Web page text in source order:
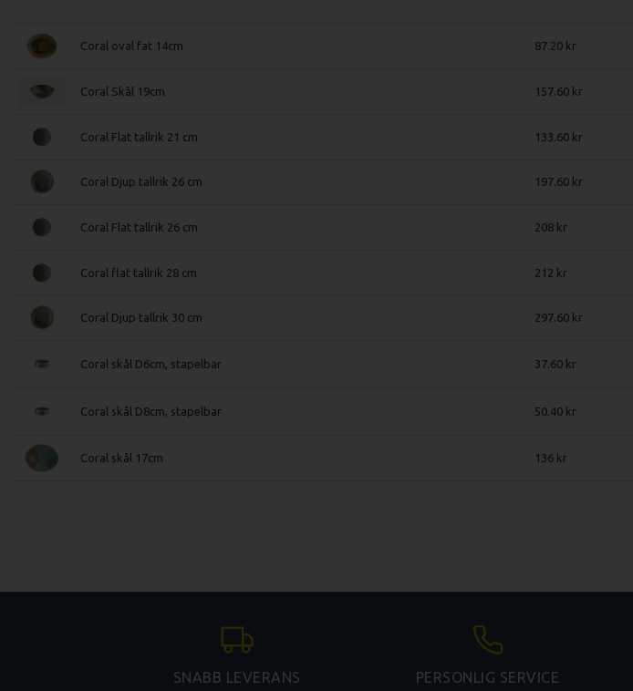
Coral oval fat 14cm 87.20
Coral Skål 19cm 157.60
Coral Flat tallrik 21 cm 133.60
Coral Djup tallrik 26 cm 197.60
Coral Flat tallrik 26 cm 208
Coral flat tallrik 28 cm 212
Coral Djup tallrik 30 cm 297.60
Coral skål D6cm, stapelbar 37.60
Coral skål D8cm, stapelbar 50.40
Coral skål 17cm 136
SNABB LEVERANS PERSONLIG SERVICE